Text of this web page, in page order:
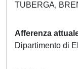
TUBERGA,
Afferenza
Dipartimento di